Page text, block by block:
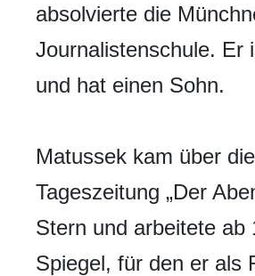
absolvierte die
Journalistenschule. Er
und hat einen Sohn.
Matussek kam über
Tageszeitung „Der
Stern und arbeitete ab
Spiegel, für den er als